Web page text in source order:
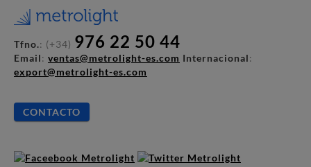
Tfno.: (+34) 976 22 50 44
Email: ventas@metrolight-es.com Internacional:
export@metrolight-es.com
CONTACTO